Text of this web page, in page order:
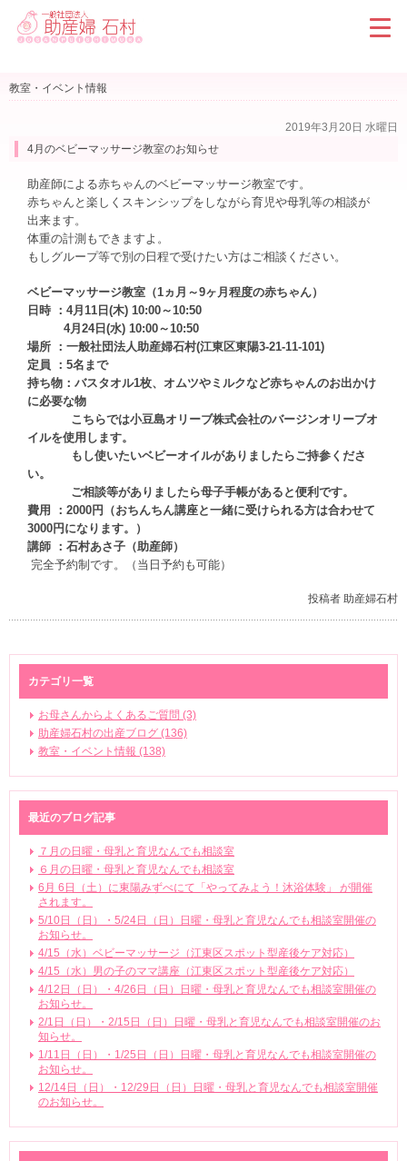
教室・イベント情報
2019年3月20日 水曜日
4月のベビーマッサージ教室のお知らせ
助産師による赤ちゃんのベビーマッサージ教室です。
赤ちゃんと楽しくスキンシップをしながら育児や母乳等の相談が
出来ます。
体重の計測もできますよ。
もしグループ等で別の日程で受けたい方はご相談ください。
ベビーマッサージ教室（1ヵ月～9ヶ月程度の赤ちゃん）
日時 ：4月11日(木) 10:00～10:50
4月24日(水) 10:00～10:50
場所 ：一般社団法人助産婦石村(江東区東陽3-21-11-101)
定員 ：5名まで
持ち物：バスタオル1枚、オムツやミルクなど赤ちゃんのお出かけ
に必要な物
こちらでは小豆島オリーブ株式会社のバージンオリーブオ
イルを使用します。
もし使いたいベビーオイルがありましたらご持参くださ
い。
ご相談等がありましたら母子手帳があると便利です。
費用 ：2000円（おちんちん講座と一緒に受けられる方は合わせて
3000円になります。）
講師 ：石村あさ子（助産師）
完全予約制です。（当日予約も可能）
投稿者 助産婦石村
カテゴリ一覧
お母さんからよくあるご質問 (3)
助産婦石村の出産ブログ (136)
教室・イベント情報 (138)
最近のブログ記事
７月の日曜・母乳と育児なんでも相談室
６月の日曜・母乳と育児なんでも相談室
6月 6日（土）に東陽みずべにて「やってみよう！沐浴体験」 が開催
されます。
5/10日（日）・5/24日（日）日曜・母乳と育児なんでも相談室開催の
お知らせ。
4/15（水）ベビーマッサージ（江東区スポット型産後ケア対応）
4/15（水）男の子のママ講座（江東区スポット型産後ケア対応）
4/12日（日）・4/26日（日）日曜・母乳と育児なんでも相談室開催の
お知らせ。
2/1日（日）・2/15日（日）日曜・母乳と育児なんでも相談室開催のお
知らせ。
1/11日（日）・1/25日（日）日曜・母乳と育児なんでも相談室開催の
お知らせ。
12/14日（日）・12/29日（日）日曜・母乳と育児なんでも相談室開催
のお知らせ。